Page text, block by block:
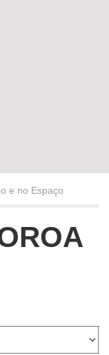
e no Espaço
a mentir